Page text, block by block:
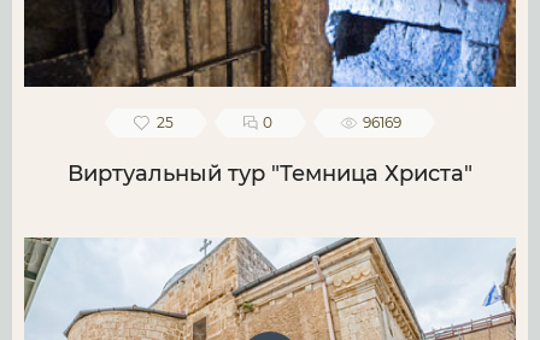
25 0 96169
Виртуальный тур "Темница Христа"